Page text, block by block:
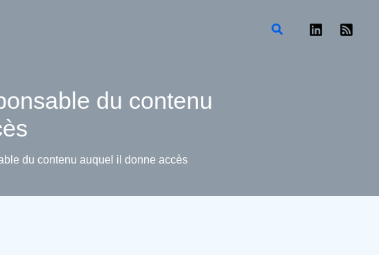
Rechercher
du contenu
du contenu auquel il donne accès